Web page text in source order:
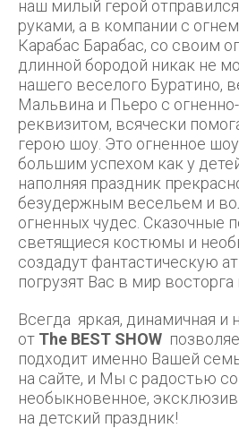
наш милый герой
руками, а в компании с
Карабас Барабас, со своим
длинной бородой никак не
нашего веселого Буратино,
Мальвина и Пьеро с
реквизитом, всячески
герою шоу. Это огненное
большим успехом как у
наполняя праздник
безудержным весельем и
огненных чудес. Сказочные
светящиеся костюмы и
создадут фантастическую
погрузят Вас в мир восторга
Всегда яркая, динамичная и
от The BEST SHOW
подходит именно Вашей
на сайте, и Мы с радостью
необыкновенное,
на детский праздник!